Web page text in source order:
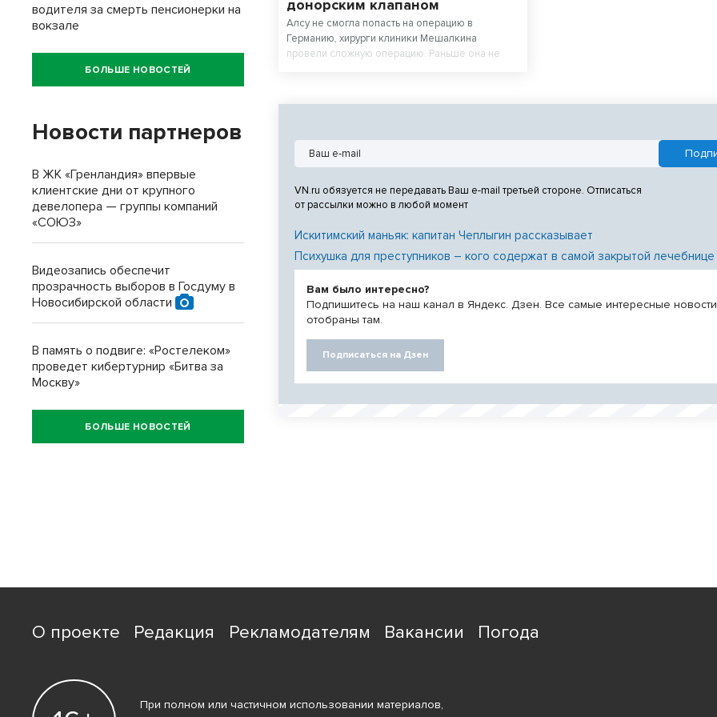
донорским клапаном
Алсу не смогла попасть на операцию в
Германию, хирурги клиники Мешалкина
провели сложную операцию. Раньше она не
VN.ru обязуется не передавать Ваш e-mail третьей стороне. Отписаться
от рассылки можно в любой момент
Искитимский маньяк: капитан Чеплыгин рассказывает
Психушка для преступников – кого содержат в самой закрытой
Вам было интересно?
Подпишитесь на наш канал в Яндекс. Дзен. Все самые интересные новости
отобраны там.
Подписаться на Дзен
водителя за смерть пенсионерки на
вокзале
БОЛЬШЕ НОВОСТЕЙ
Новости партнеров
В ЖК «Гренландия» впервые
клиентские дни от крупного
девелопера — группы компаний
«СОЮЗ»
Видеозапись обеспечит
прозрачность выборов в Госдуму в
Новосибирской области
В память о подвиге: «Ростелеком»
проведет кибертурнир «Битва за
Москву»
БОЛЬШЕ НОВОСТЕЙ
О проекте Редакция Рекламодателям Вакансии Погода
При полном или частичном использовании материалов,